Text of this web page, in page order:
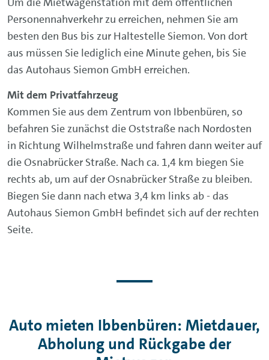
Personennahverkehr zu erreichen, nehmen Sie am
besten den Bus bis zur Haltestelle Siemon. Von dort
aus müssen Sie lediglich eine Minute gehen, bis Sie
das Autohaus Siemon GmbH erreichen.
Mit dem Privatfahrzeug
Kommen Sie aus dem Zentrum von Ibbenbüren, so
befahren Sie zunächst die Oststraße nach Nordosten
in Richtung Wilhelmstraße und fahren dann weiter auf
die Osnabrücker Straße. Nach ca. 1,4 km biegen Sie
rechts ab, um auf der Osnabrücker Straße zu bleiben.
Biegen Sie dann nach etwa 3,4 km links ab - das
Autohaus Siemon GmbH befindet sich auf der rechten
Seite.
Auto mieten Ibbenbüren: Mietdauer,
Abholung und Rückgabe der